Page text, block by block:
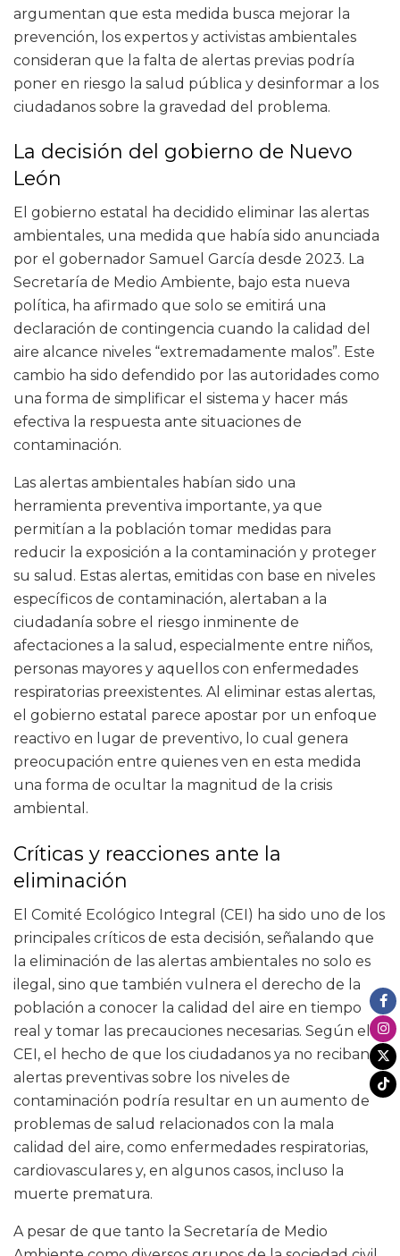
argumentan que esta medida busca mejorar la
prevención, los expertos y activistas ambientales
consideran que la falta de alertas previas podría
poner en riesgo la salud pública y desinformar a los
ciudadanos sobre la gravedad del problema.
La decisión del gobierno de Nuevo
León
El gobierno estatal ha decidido eliminar las alertas
ambientales, una medida que había sido anunciada
por el gobernador Samuel García desde 2023. La
Secretaría de Medio Ambiente, bajo esta nueva
política, ha afirmado que solo se emitirá una
declaración de contingencia cuando la calidad del
aire alcance niveles “extremadamente malos”. Este
cambio ha sido defendido por las autoridades como
una forma de simplificar el sistema y hacer más
efectiva la respuesta ante situaciones de
contaminación.
Las alertas ambientales habían sido una
herramienta preventiva importante, ya que
permitían a la población tomar medidas para
reducir la exposición a la contaminación y proteger
su salud. Estas alertas, emitidas con base en niveles
específicos de contaminación, alertaban a la
ciudadanía sobre el riesgo inminente de
afectaciones a la salud, especialmente entre niños,
personas mayores y aquellos con enfermedades
respiratorias preexistentes. Al eliminar estas alertas,
el gobierno estatal parece apostar por un enfoque
reactivo en lugar de preventivo, lo cual genera
preocupación entre quienes ven en esta medida
una forma de ocultar la magnitud de la crisis
ambiental.
Críticas y reacciones ante la
eliminación
El Comité Ecológico Integral (CEI) ha sido uno de los
principales críticos de esta decisión, señalando que
la eliminación de las alertas ambientales no solo es
ilegal, sino que también vulnera el derecho de la
población a conocer la calidad del aire en tiempo
real y tomar las precauciones necesarias. Según el
CEI, el hecho de que los ciudadanos ya no reciban
alertas preventivas sobre los niveles de
contaminación podría resultar en un aumento de
problemas de salud relacionados con la mala
calidad del aire, como enfermedades respiratorias,
cardiovasculares y, en algunos casos, incluso la
muerte prematura.
A pesar de que tanto la Secretaría de Medio